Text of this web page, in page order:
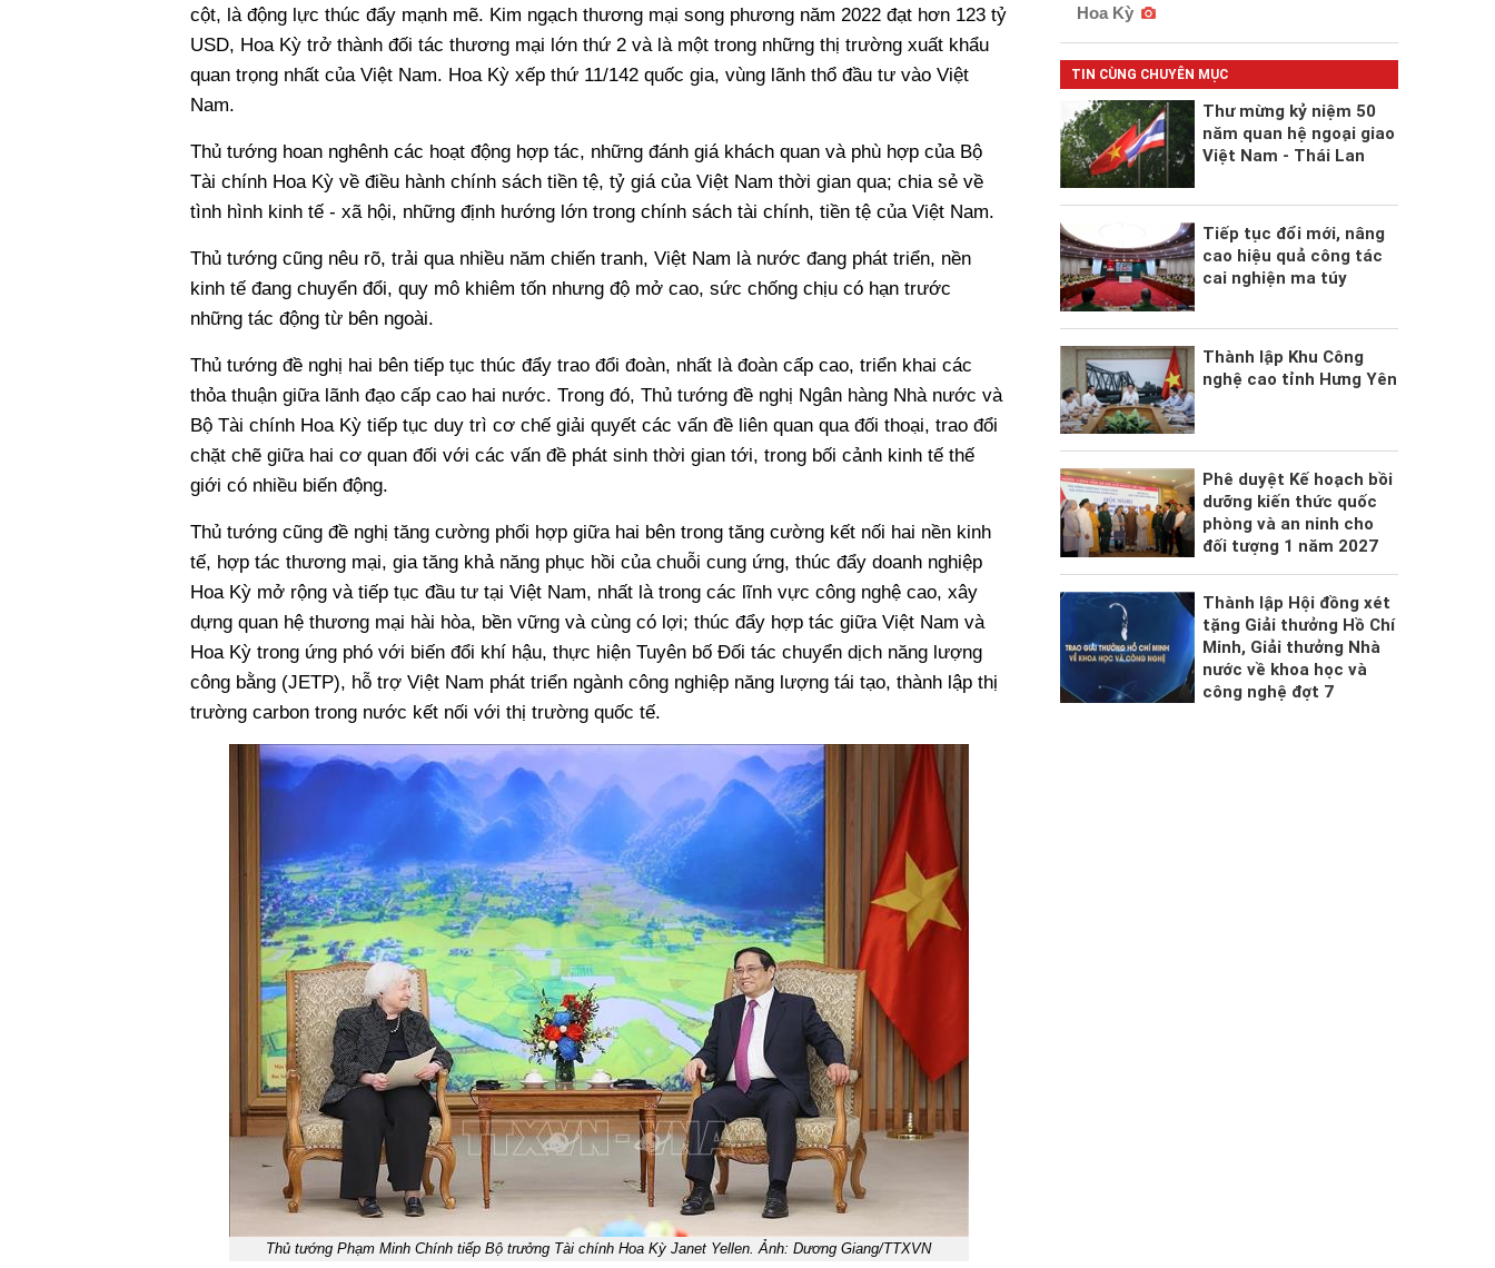
cột, là động lực thúc đẩy mạnh mẽ. Kim ngạch thương mại song phương năm 2022 đạt hơn 123 tỷ
USD, Hoa Kỳ trở thành đối tác thương mại lớn thứ 2 và là một trong những thị trường xuất khẩu
quan trọng nhất của Việt Nam. Hoa Kỳ xếp thứ 11/142 quốc gia, vùng lãnh thổ đầu tư vào Việt
Nam.
Thủ tướng hoan nghênh các hoạt động hợp tác, những đánh giá khách quan và phù hợp của Bộ
Tài chính Hoa Kỳ về điều hành chính sách tiền tệ, tỷ giá của Việt Nam thời gian qua; chia sẻ về
tình hình kinh tế - xã hội, những định hướng lớn trong chính sách tài chính, tiền tệ của Việt Nam.
Thủ tướng cũng nêu rõ, trải qua nhiều năm chiến tranh, Việt Nam là nước đang phát triển, nền
kinh tế đang chuyển đổi, quy mô khiêm tốn nhưng độ mở cao, sức chống chịu có hạn trước
những tác động từ bên ngoài.
Thủ tướng đề nghị hai bên tiếp tục thúc đẩy trao đổi đoàn, nhất là đoàn cấp cao, triển khai các
thỏa thuận giữa lãnh đạo cấp cao hai nước. Trong đó, Thủ tướng đề nghị Ngân hàng Nhà nước và
Bộ Tài chính Hoa Kỳ tiếp tục duy trì cơ chế giải quyết các vấn đề liên quan qua đối thoại, trao đổi
chặt chẽ giữa hai cơ quan đối với các vấn đề phát sinh thời gian tới, trong bối cảnh kinh tế thế
giới có nhiều biến động.
Thủ tướng cũng đề nghị tăng cường phối hợp giữa hai bên trong tăng cường kết nối hai nền kinh
tế, hợp tác thương mại, gia tăng khả năng phục hồi của chuỗi cung ứng, thúc đẩy doanh nghiệp
Hoa Kỳ mở rộng và tiếp tục đầu tư tại Việt Nam, nhất là trong các lĩnh vực công nghệ cao, xây
dựng quan hệ thương mại hài hòa, bền vững và cùng có lợi; thúc đẩy hợp tác giữa Việt Nam và
Hoa Kỳ trong ứng phó với biến đổi khí hậu, thực hiện Tuyên bố Đối tác chuyển dịch năng lượng
công bằng (JETP), hỗ trợ Việt Nam phát triển ngành công nghiệp năng lượng tái tạo, thành lập thị
trường carbon trong nước kết nối với thị trường quốc tế.
Thủ tướng Phạm Minh Chính tiếp Bộ trưởng Tài chính Hoa Kỳ Janet Yellen. Ảnh: Dương Giang/TTXVN
Hoa Kỳ
TIN CÙNG CHUYÊN MỤC
Thư mừng kỷ niệm 50
năm quan hệ ngoại giao
Việt Nam - Thái Lan
Tiếp tục đổi mới, nâng
cao hiệu quả công tác
cai nghiện ma túy
Thành lập Khu Công
nghệ cao tỉnh Hưng Yên
Phê duyệt Kế hoạch bồi
dưỡng kiến thức quốc
phòng và an ninh cho
đối tượng 1 năm 2027
Thành lập Hội đồng xét
tặng Giải thưởng Hồ Chí
Minh, Giải thưởng Nhà
nước về khoa học và
công nghệ đợt 7